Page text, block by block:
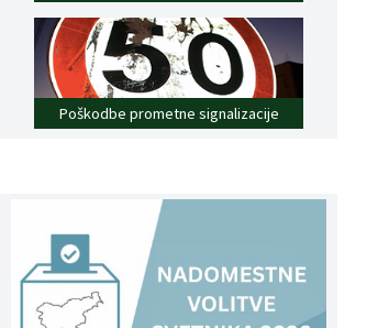
Poškodbe prometne signalizacije